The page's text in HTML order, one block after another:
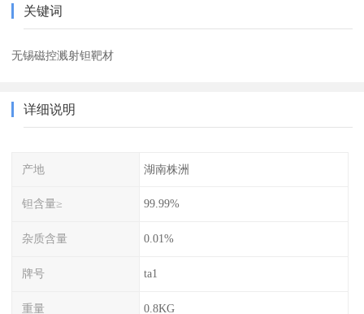
关键词
无锡磁控溅射钽靶材
详细说明
产地 湖南株洲
钽含量≥ 99.99%
杂质含量 0.01%
牌号 ta1
重量 0.8KG